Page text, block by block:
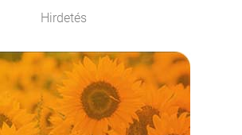
Hirdetés